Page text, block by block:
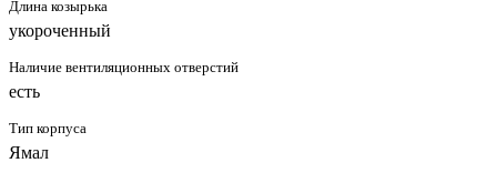
Длина козырька
укороченный
Наличие вентиляционных отверстий
есть
Тип корпуса
Ямал